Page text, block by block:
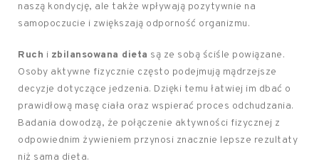
naszą kondycję, ale także wpływają pozytywnie na
samopoczucie i zwiększają odporność organizmu.
Ruch i zbilansowana dieta są ze sobą ściśle powiązane.
Osoby aktywne fizycznie często podejmują mądrzejsze
decyzje dotyczące jedzenia. Dzięki temu łatwiej im dbać o
prawidłową masę ciała oraz wspierać proces odchudzania.
Badania dowodzą, że połączenie aktywności fizycznej z
odpowiednim żywieniem przynosi znacznie lepsze rezultaty
niż sama dieta.